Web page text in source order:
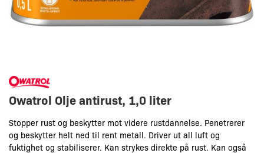
Owatrol Olje antirust, 1,0 liter
Stopper rust og beskytter mot videre rustdannelse. Penetrerer
og beskytter helt ned til rent metall. Driver ut all luft og
fuktighet og stabiliserer. Kan strykes direkte på rust. Kan også